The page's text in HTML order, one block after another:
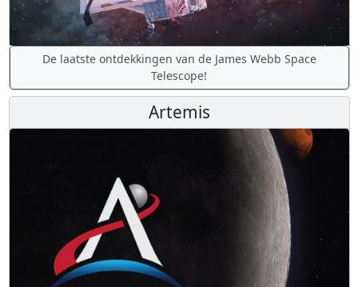
De laatste ontdekkingen van de James Webb Space
Telescope!
Artemis